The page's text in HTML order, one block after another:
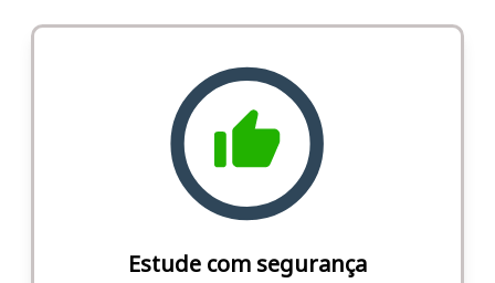
Estude com segurança